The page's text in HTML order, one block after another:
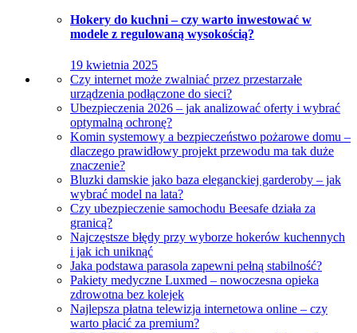
Hokery do kuchni – czy warto inwestować w
modele z regulowaną wysokością?
19 kwietnia 2025
Czy internet może zwalniać przez przestarzałe
urządzenia podłączone do sieci?
Ubezpieczenia 2026 – jak analizować oferty i wybrać
optymalną ochronę?
Komin systemowy a bezpieczeństwo pożarowe domu –
dlaczego prawidłowy projekt przewodu ma tak duże
znaczenie?
Bluzki damskie jako baza eleganckiej garderoby – jak
wybrać model na lata?
Czy ubezpieczenie samochodu Beesafe działa za
granicą?
Najczęstsze błędy przy wyborze hokerów kuchennych
i jak ich uniknąć
Jaka podstawa parasola zapewni pełną stabilność?
Pakiety medyczne Luxmed – nowoczesna opieka
zdrowotna bez kolejek
Najlepsza płatna telewizja internetowa online – czy
warto płacić za premium?